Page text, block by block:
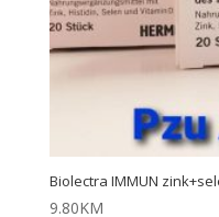
Biolectra IMMUN
9.80KM